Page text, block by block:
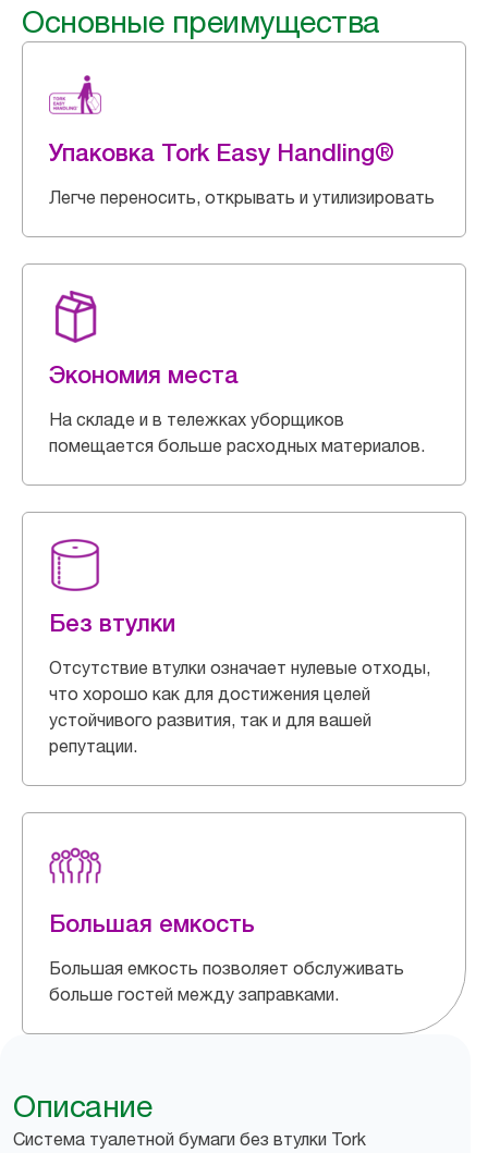
Основные преимущества
Упаковка Tork Easy Handling®
Легче переносить, открывать и утилизировать
Экономия места
На складе и в тележках уборщиков
помещается больше расходных материалов.
Без втулки
Отсутствие втулки означает нулевые отходы,
что хорошо как для достижения целей
устойчивого развития, так и для вашей
репутации.
Большая емкость
Большая емкость позволяет обслуживать
больше гостей между заправками.
Описание
Система туалетной бумаги без втулки Tork